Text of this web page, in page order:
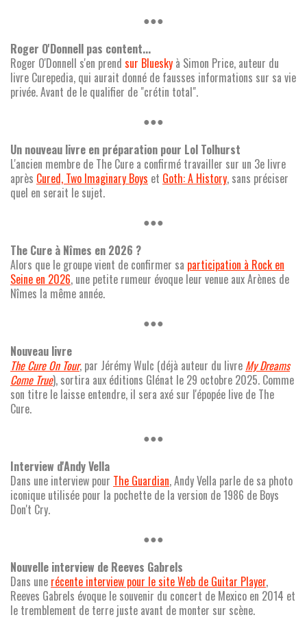
●●●
Roger O'Donnell pas content...
Roger O'Donnell s'en prend sur Bluesky à Simon Price, auteur du
livre Curepedia, qui aurait donné de fausses informations sur sa vie
privée. Avant de le qualifier de "crétin total".
●●●
Un nouveau livre en préparation pour Lol Tolhurst
L'ancien membre de The Cure a confirmé travailler sur un 3e livre
après Cured, Two Imaginary Boys et Goth: A History, sans préciser
quel en serait le sujet.
●●●
The Cure à Nîmes en 2026 ?
Alors que le groupe vient de confirmer sa participation à Rock en
Seine en 2026, une petite rumeur évoque leur venue aux Arènes de
Nîmes la même année.
●●●
Nouveau livre
The Cure On Tour, par Jérémy Wulc (déjà auteur du livre My Dreams
Come True), sortira aux éditions Glénat le 29 octobre 2025. Comme
son titre le laisse entendre, il sera axé sur l'épopée live de The
Cure.
●●●
Interview d'Andy Vella
Dans une interview pour The Guardian, Andy Vella parle de sa photo
iconique utilisée pour la pochette de la version de 1986 de Boys
Don't Cry.
●●●
Nouvelle interview de Reeves Gabrels
Dans une récente interview pour le site Web de Guitar Player,
Reeves Gabrels évoque le souvenir du concert de Mexico en 2014 et
le tremblement de terre juste avant de monter sur scène.